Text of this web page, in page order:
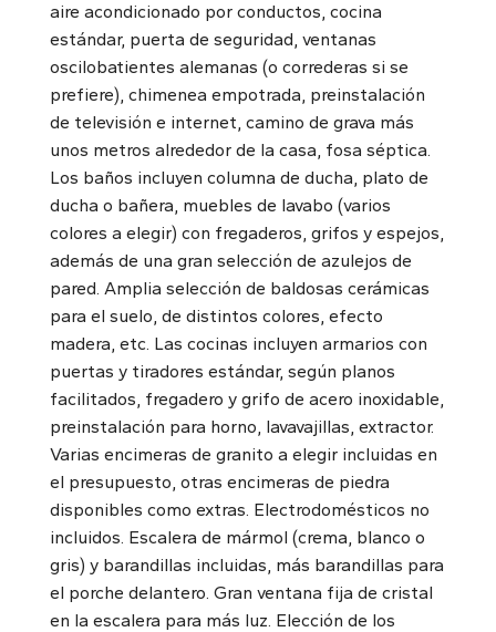
aire acondicionado por conductos, cocina
estándar, puerta de seguridad, ventanas
oscilobatientes alemanas (o correderas si se
prefiere), chimenea empotrada, preinstalación
de televisión e internet, camino de grava más
unos metros alrededor de la casa, fosa séptica.
Los baños incluyen columna de ducha, plato de
ducha o bañera, muebles de lavabo (varios
colores a elegir) con fregaderos, grifos y espejos,
además de una gran selección de azulejos de
pared. Amplia selección de baldosas cerámicas
para el suelo, de distintos colores, efecto
madera, etc. Las cocinas incluyen armarios con
puertas y tiradores estándar, según planos
facilitados, fregadero y grifo de acero inoxidable,
preinstalación para horno, lavavajillas, extractor.
Varias encimeras de granito a elegir incluidas en
el presupuesto, otras encimeras de piedra
disponibles como extras. Electrodomésticos no
incluidos. Escalera de mármol (crema, blanco o
gris) y barandillas incluidas, más barandillas para
el porche delantero. Gran ventana fija de cristal
en la escalera para más luz. Elección de los